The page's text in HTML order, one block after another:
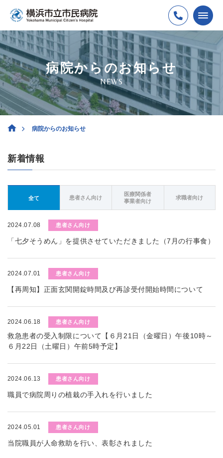
病院からのお知らせ
NEWS
病院からのお知らせ
新着情報
全て 患者さん向け
医療関係者
事業者向け
求職者向け
2024.07.08 患者さん向け
「七夕そうめん」を提供させていただきました（7月の行事食）
2024.07.01 患者さん向け
【再周知】正面玄関開錠時間及び再診受付開始時間について
2024.06.18 患者さん向け
救急患者の受入制限について【６月21日（金曜日）午後10時～
６月22日（土曜日）午前5時予定】
2024.06.13 患者さん向け
職員で病院周りの植栽の手入れを行いました
2024.05.01 患者さん向け
当院職員が人命救助を行い、表彰されました